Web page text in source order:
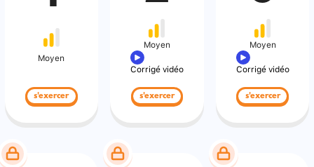
Moyen
s'exercer
Moyen
Corrigé vidéo
s'exercer
Moyen
Corrigé vidéo
s'exercer